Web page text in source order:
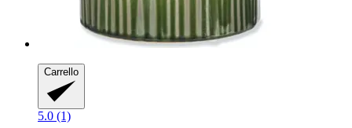
Carrello
5.0 (1)